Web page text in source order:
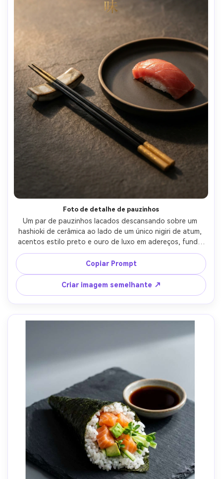
Foto de detalhe de pauzinhos
Um par de pauzinhos lacados descansando sobre um
hashioki de cerâmica ao lado de um único nigiri de atum,
acentos estilo preto e ouro de luxo em adereços, fundo
mínimo, natureza morta iluminada lateralmente, Panasonic
S5II 85mm f/2.0, crop apertado com espaço negativo
acima para monogramas de folha de ouro, humor sereno,
texturas fotorealistas, sombras naturais, alta resolução,
foco nítido, iluminação cinematográfica suave-AR 4:5
Copiar Prompt
Criar imagem semelhante ↗